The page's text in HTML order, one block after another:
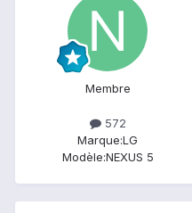
Membre
572
Marque:LG
Modèle:NEXUS 5